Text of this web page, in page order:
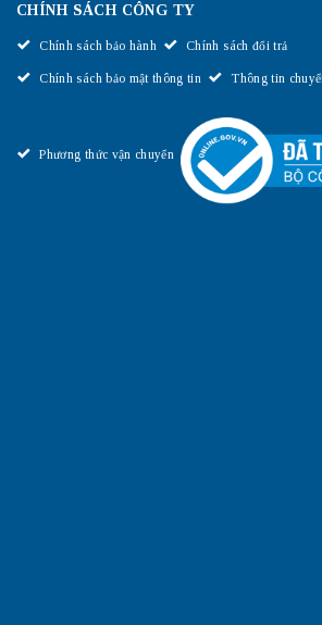
CHÍNH SÁCH CÔNG TY
Chính sách bảo hành Chính sách đổi trả
Chính sách bảo mật thông tin Thông tin
Phương thức vận chuyển